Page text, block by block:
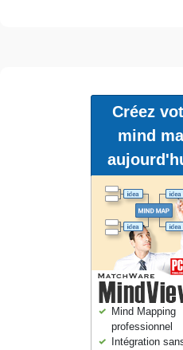
Créez
mind
Mind Mapping
professionnel
Intégration